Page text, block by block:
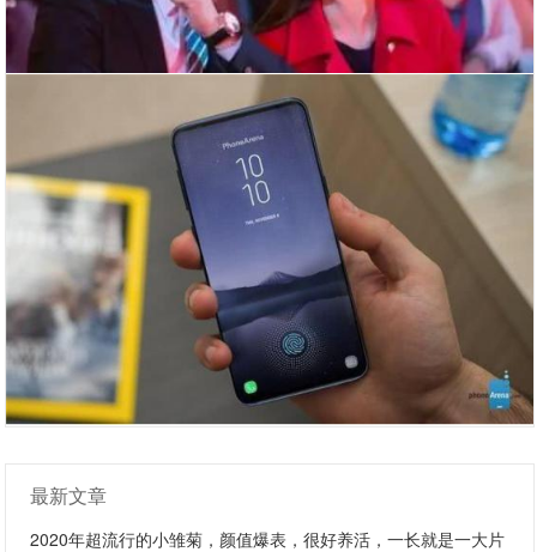
最新文章
2020年超流行的小雏菊，颜值爆表，很好养活，一长就是一大片